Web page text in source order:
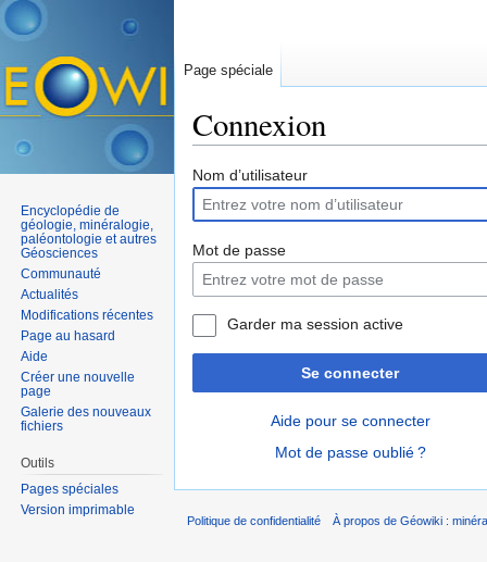
Connexion
Nom d’utilisateur
Mot de passe
Garder ma session active
Se connecter
Aide pour se connecter
Mot de passe oublié ?
Page spéciale
Encyclopédie de
géologie, minéralogie,
paléontologie et autres
Géosciences
Communauté
Actualités
Modifications récentes
Page au hasard
Aide
Créer une nouvelle
page
Galerie des nouveaux
fichiers
Outils
Pages spéciales
Version imprimable
Politique de confidentialité À propos de Géowiki :